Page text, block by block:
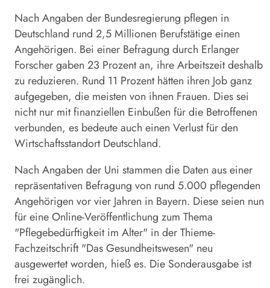
Nach Angaben der Bundesregierung pflegen in
Deutschland rund 2,5 Millionen Berufstätige einen
Angehörigen. Bei einer Befragung durch Erlanger
Forscher gaben 23 Prozent an, ihre Arbeitszeit deshalb
zu reduzieren. Rund 11 Prozent hätten ihren Job ganz
aufgegeben, die meisten von ihnen Frauen. Dies sei
nicht nur mit finanziellen Einbußen für die Betroffenen
verbunden, es bedeute auch einen Verlust für den
Wirtschaftsstandort Deutschland.
Nach Angaben der Uni stammen die Daten aus einer
repräsentativen Befragung von rund 5.000 pflegenden
Angehörigen vor vier Jahren in Bayern. Diese seien nun
für eine Online-Veröffentlichung zum Thema
"Pflegebedürftigkeit im Alter" in der Thieme-
Fachzeitschrift "Das Gesundheitswesen" neu
ausgewertet worden, hieß es. Die Sonderausgabe ist
frei zugänglich.